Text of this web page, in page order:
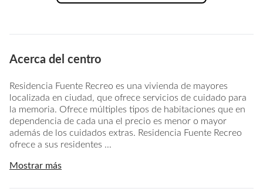
Acerca del centro
Residencia Fuente Recreo es una vivienda de mayores
localizada en ciudad, que ofrece servicios de cuidado para
la memoria. Ofrece múltiples tipos de habitaciones que en
dependencia de cada una el precio es menor o mayor
además de los cuidados extras. Residencia Fuente Recreo
ofrece a sus residentes ...
Mostrar más